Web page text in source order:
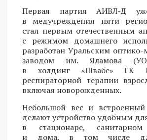
Первая партия АИВЛ-Д
в медучреждения пяти
стал первым отечественным
с режимом домашнего
разработан Уральским
заводом им. Яламова
в холдинг «Швабе» ГК
респираторной терапии
включая новорожденных.
Небольшой вес и встроенный
делают устройство удобным
в стационаре, санитарном
и дома, в том числе